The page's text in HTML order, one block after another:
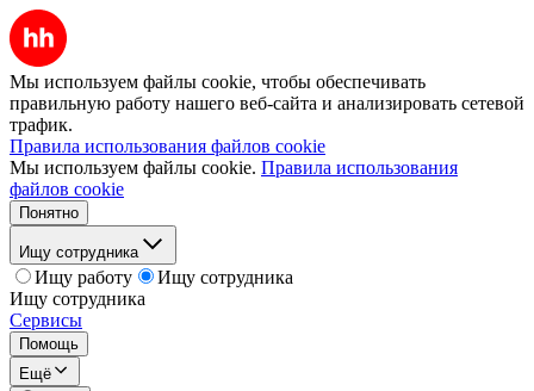
Мы используем файлы cookie, чтобы обеспечивать
правильную работу нашего веб-сайта и анализировать сетевой
трафик.
Правила использования файлов cookie
Мы используем файлы cookie. Правила использования
файлов cookie
Понятно
Ищу сотрудника
Ищу работу
Ищу сотрудника
Ищу сотрудника
Сервисы
Помощь
Ещё